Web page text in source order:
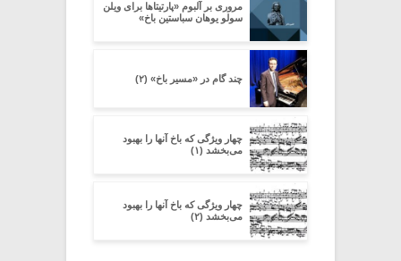
مروری بر آلبوم «پارتیتاها برای ویلن
سولو یوهان سباستین باخ»
چند گام در «مسیر باخ» (۲)
چهار ویژگی که باخ آنها را بهبود
می‌بخشد (۱)
چهار ویژگی که باخ آنها را بهبود
می‌بخشد (۲)